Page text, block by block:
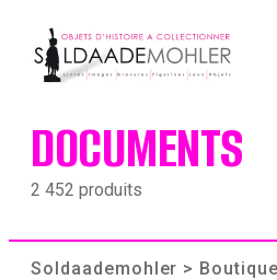
content
DOCUMENTS
2 452 produits
Soldaademohler > Boutique